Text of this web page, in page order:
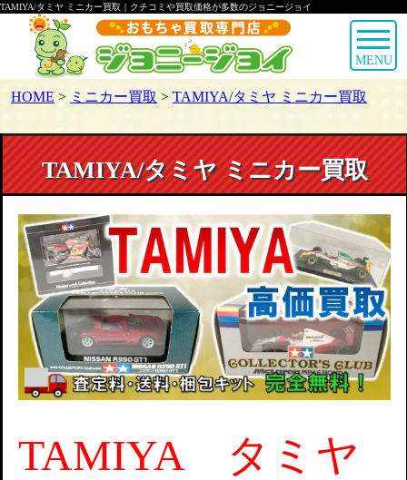
TAMIYA/タミヤ ミニカー買取｜クチコミや買取価格が多数のジョニージョイ
MENU
HOME > ミニカー買取 > TAMIYA/タミヤ ミニカー買取
TAMIYA/タミヤ ミニカー買取
TAMIYA タミヤ